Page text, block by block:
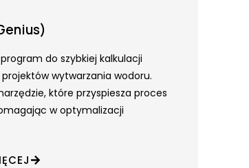
do szybkiej kalkulacji
wytwarzania wodoru.
które przyspiesza proces
w optymalizacji